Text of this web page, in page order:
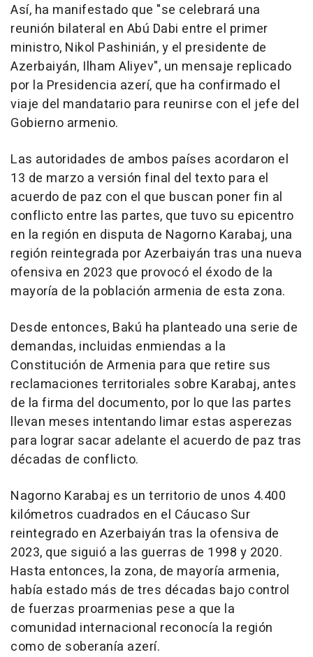
Así, ha manifestado que "se celebrará una
reunión bilateral en Abú Dabi entre el primer
ministro, Nikol Pashinián, y el presidente de
Azerbaiyán, Ilham Aliyev", un mensaje replicado
por la Presidencia azerí, que ha confirmado el
viaje del mandatario para reunirse con el jefe del
Gobierno armenio.
Las autoridades de ambos países acordaron el
13 de marzo a versión final del texto para el
acuerdo de paz con el que buscan poner fin al
conflicto entre las partes, que tuvo su epicentro
en la región en disputa de Nagorno Karabaj, una
región reintegrada por Azerbaiyán tras una nueva
ofensiva en 2023 que provocó el éxodo de la
mayoría de la población armenia de esta zona.
Desde entonces, Bakú ha planteado una serie de
demandas, incluidas enmiendas a la
Constitución de Armenia para que retire sus
reclamaciones territoriales sobre Karabaj, antes
de la firma del documento, por lo que las partes
llevan meses intentando limar estas asperezas
para lograr sacar adelante el acuerdo de paz tras
décadas de conflicto.
Nagorno Karabaj es un territorio de unos 4.400
kilómetros cuadrados en el Cáucaso Sur
reintegrado en Azerbaiyán tras la ofensiva de
2023, que siguió a las guerras de 1998 y 2020.
Hasta entonces, la zona, de mayoría armenia,
había estado más de tres décadas bajo control
de fuerzas proarmenias pese a que la
comunidad internacional reconocía la región
como de soberanía azerí.